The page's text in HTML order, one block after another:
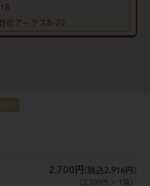
市アークス8-20
2,700円 (税込2,916円)
（ 2,700円 × 1 袋 ）